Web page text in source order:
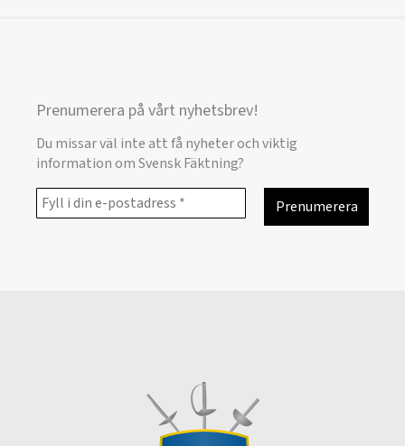
Prenumerera på vårt nyhetsbrev!
Du missar väl inte att få nyheter och viktig
information om Svensk Fäktning?